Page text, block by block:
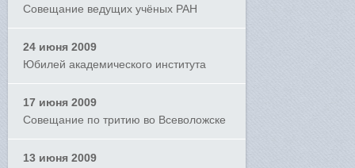
Совещание ведущих учёных РАН
24 июня 2009
Юбилей академического института
17 июня 2009
Совещание по тритию во Всеволожске
13 июня 2009